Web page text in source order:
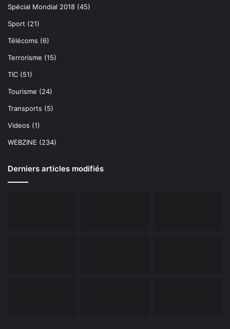
Spécial Mondial 2018 (45)
Sport (21)
Télécoms (6)
Terrorisme (15)
TIC (51)
Tourisme (24)
Transports (5)
Videos (1)
WEBZINE (234)
Derniers articles modifiés